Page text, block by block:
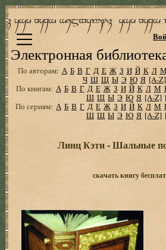
Электронная
По авторам: А Б В Г Д Е Ж З И Й К Л М
Ч Ш Щ Ы Э Ю Я [A-Z]
По книгам: А Б В Г Д Е Ж З И Й К Л М
Ш Щ Ы Э Ю Я [A-Z]
По сериям: А Б В Г Д Е Ж З И Й К Л М
Ш Щ Ы Э Ю Я [A-Z]
Линц Кэти - Шальные
скачать книгу